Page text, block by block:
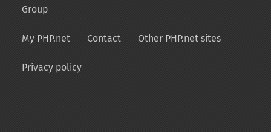
Group
My PHP.net Contact Other PHP.net sites
Privacy policy